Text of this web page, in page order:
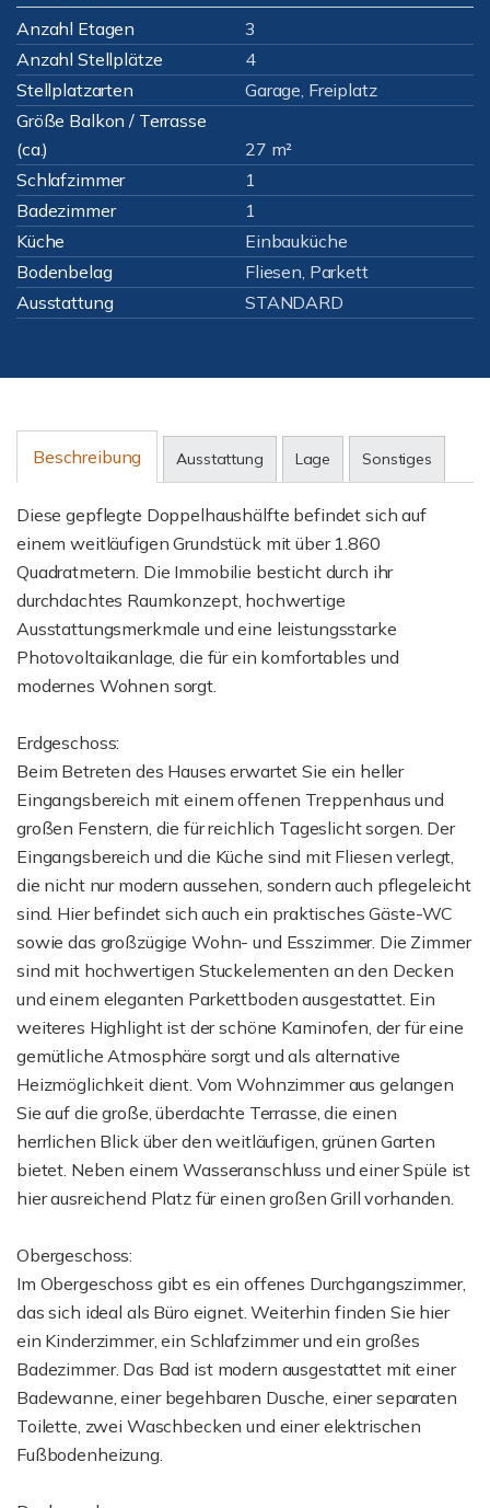
Anzahl Etagen
3
Anzahl Stellplätze
4
Stellplatzarten
Garage, Freiplatz
Größe Balkon / Terrasse
(ca.)
27 m²
Schlafzimmer
1
Badezimmer
1
Küche
Einbauküche
Bodenbelag
Fliesen, Parkett
Ausstattung
STANDARD
Beschreibung Ausstattung Lage Sonstiges
Diese gepflegte Doppelhaushälfte befindet sich auf
einem weitläufigen Grundstück mit über 1.860
Quadratmetern. Die Immobilie besticht durch ihr
durchdachtes Raumkonzept, hochwertige
Ausstattungsmerkmale und eine leistungsstarke
Photovoltaikanlage, die für ein komfortables und
modernes Wohnen sorgt.
Erdgeschoss:
Beim Betreten des Hauses erwartet Sie ein heller
Eingangsbereich mit einem offenen Treppenhaus und
großen Fenstern, die für reichlich Tageslicht sorgen. Der
Eingangsbereich und die Küche sind mit Fliesen verlegt,
die nicht nur modern aussehen, sondern auch pflegeleicht
sind. Hier befindet sich auch ein praktisches Gäste-WC
sowie das großzügige Wohn- und Esszimmer. Die Zimmer
sind mit hochwertigen Stuckelementen an den Decken
und einem eleganten Parkettboden ausgestattet. Ein
weiteres Highlight ist der schöne Kaminofen, der für eine
gemütliche Atmosphäre sorgt und als alternative
Heizmöglichkeit dient. Vom Wohnzimmer aus gelangen
Sie auf die große, überdachte Terrasse, die einen
herrlichen Blick über den weitläufigen, grünen Garten
bietet. Neben einem Wasseranschluss und einer Spüle ist
hier ausreichend Platz für einen großen Grill vorhanden.
Obergeschoss:
Im Obergeschoss gibt es ein offenes Durchgangszimmer,
das sich ideal als Büro eignet. Weiterhin finden Sie hier
ein Kinderzimmer, ein Schlafzimmer und ein großes
Badezimmer. Das Bad ist modern ausgestattet mit einer
Badewanne, einer begehbaren Dusche, einer separaten
Toilette, zwei Waschbecken und einer elektrischen
Fußbodenheizung.